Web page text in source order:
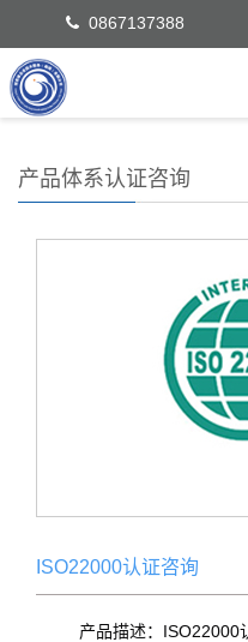
0867137388
产品体系认证咨询
ISO22000认证咨询
产品描述：ISO22000